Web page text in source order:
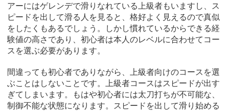
アーにはゲレンデで滑りなれている上級者もいますし、ス
ピードを出して滑る人を見ると、格好よく見えるので真似
をしたくもあるでしょう。しかし慣れているからできる経
験値の高さであり、初心者は本人のレベルに合わせてコー
スを選ぶ必要があります。
間違っても初心者でありながら、上級者向けのコースを選
ぶことはしないことです。上級者コースはスピードが出す
ぎてしまいます。もはや初心者には太刀打ちが不可能な、
制御不能な状態になります。スピードを出して滑り始める